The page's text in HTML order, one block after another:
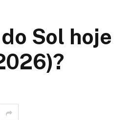
Sol hoje